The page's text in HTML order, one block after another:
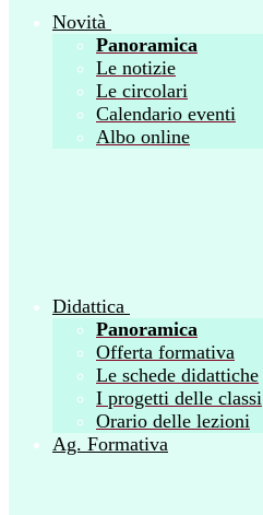
Novità
Panoramica
Le notizie
Le circolari
Calendario eventi
Albo online
Didattica
Panoramica
Offerta formativa
Le schede didattiche
I progetti delle classi
Orario delle lezioni
Ag. Formativa